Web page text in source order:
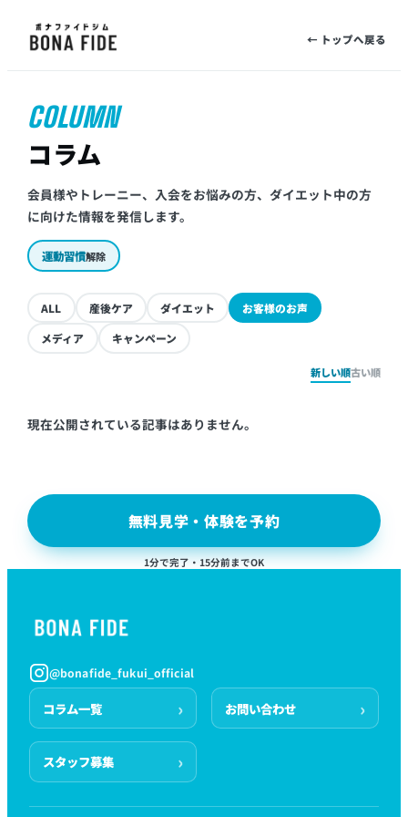
← トップへ戻る
COLUMN
コラム
会員様やトレーニー、入会をお悩みの方、ダイエット中の方
に向けた情報を発信します。
運動習慣解除
ALL 産後ケア ダイエット
お客様のお声
メディア
キャンペーン
新しい順古い順
現在公開されている記事はありません。
無料見学・体験を予約
1分で完了・15分前までOK
@bonafide_fukui_official
コラム一覧 お問い合わせ
スタッフ募集